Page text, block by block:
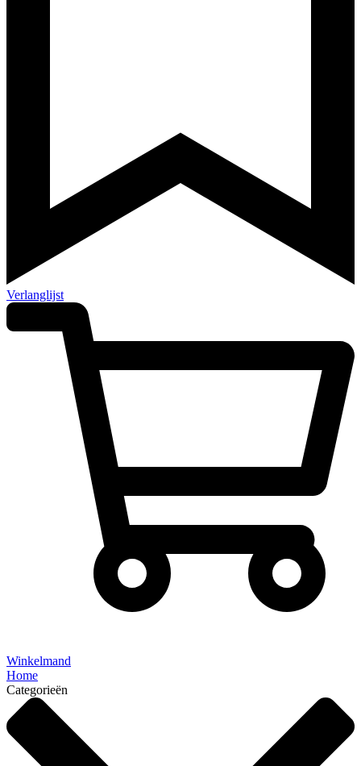
Verlanglijst
Winkelmand
Home
Categorieën